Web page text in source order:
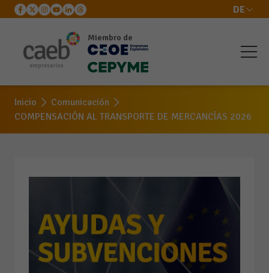
DE
Miembro de
Inicio
Comunicación
COMPENSACIÓN AL TRANSPORTE DE MERCANCÍAS 2026